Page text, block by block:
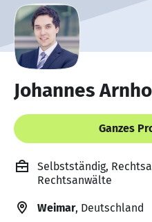
Johannes
Ganzes
Selbstständig,
Rechtsanwälte
Weimar, Deutschland